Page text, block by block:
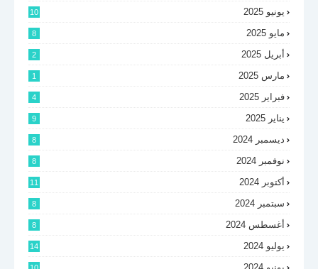
يونيو 2025 10
مايو 2025 8
أبريل 2025 2
مارس 2025 1
فبراير 2025 4
يناير 2025 9
ديسمبر 2024 8
نوفمبر 2024 8
أكتوبر 2024 11
سبتمبر 2024 8
أغسطس 2024 8
يوليو 2024 14